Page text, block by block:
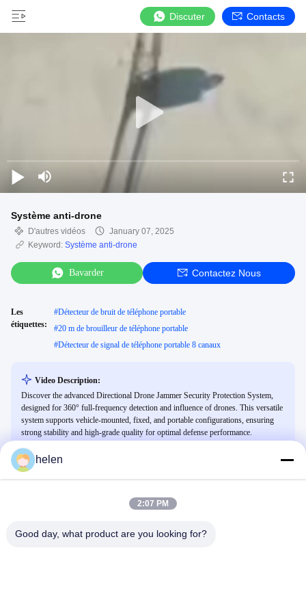
Discuter Contacts
Système anti-drone
D'autres vidéos
January 07, 2025
Keyword: Système anti-drone
Bavarder Contactez Nous
Les
étiquettes:
#Détecteur de bruit de téléphone portable
#20 m de brouilleur de téléphone portable
#Détecteur de signal de téléphone portable 8 canaux
Video Description:
Discover the advanced Directional Drone Jammer Security Protection System,
designed for 360° full-frequency detection and influence of drones. This versatile
system supports vehicle-mounted, fixed, and portable configurations, ensuring
strong stability and high-grade quality for optimal defense performance.
helen
2:07 PM
Good day, what product are you looking for?